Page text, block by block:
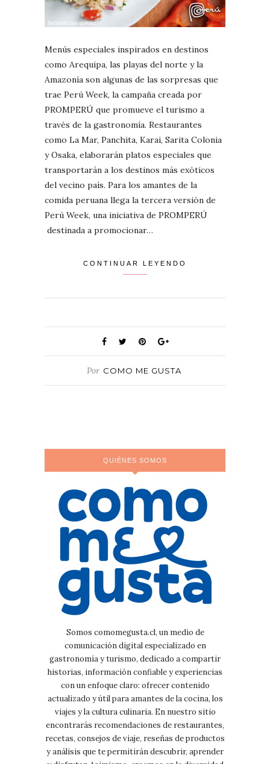
Menús especiales inspirados en destinos
como Arequipa, las playas del norte y la
Amazonía son algunas de las sorpresas que
trae Perú Week, la campaña creada por
PROMPERÚ que promueve el turismo a
través de la gastronomía. Restaurantes
como La Mar, Panchita, Karai, Sarita Colonia
y Osaka, elaborarán platos especiales que
transportarán a los destinos más exóticos
del vecino país. Para los amantes de la
comida peruana llega la tercera versión de
Perú Week, una iniciativa de PROMPERÚ
destinada a promocionar…
CONTINUAR LEYENDO
Por COMO ME GUSTA
QUIÉNES SOMOS
Somos comomegusta.cl, un medio de
comunicación digital especializado en
gastronomía y turismo, dedicado a compartir
historias, información confiable y experiencias
con un enfoque claro: ofrecer contenido
actualizado y útil para amantes de la cocina, los
viajes y la cultura culinaria. En nuestro sitio
encontrarás recomendaciones de restaurantes,
recetas, consejos de viaje, reseñas de productos
y análisis que te permitirán descubrir, aprender